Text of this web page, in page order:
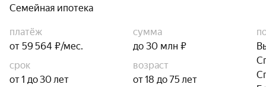
Семейная ипотека
платёж
от 59 564 ₽/мес.
сумма
до 30 млн ₽
срок
от 1 до 30 лет
возраст
от 18 до 75 лет